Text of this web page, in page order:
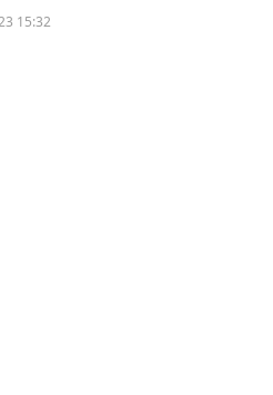
15:32